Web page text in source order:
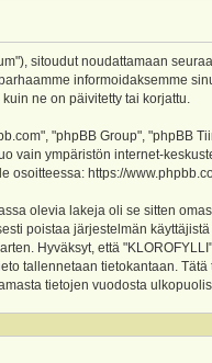
sitoudut noudattamaan
informoidaksemme
ne on päivitetty tai korjattu.
"phpBB Group", "phpBB
vain ympäristön internet-
osoitteessa: https://
olevia lakeja oli se sitten
poistaa järjestelmän
Hyväksyt, että
tallennetaan tietokantaan.
tietojen vuodosta